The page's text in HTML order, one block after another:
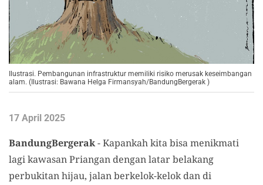
Ilustrasi. Pembangunan infrastruktur memiliki risiko merusak keseimbangan
alam. (Ilustrasi: Bawana Helga Firmansyah/BandungBergerak )
17 April 2025
BandungBergerak- Kapankah kita bisa menikmati
lagi kawasan Priangan dengan latar belakang
perbukitan hijau, jalan berkelok-kelok dan di